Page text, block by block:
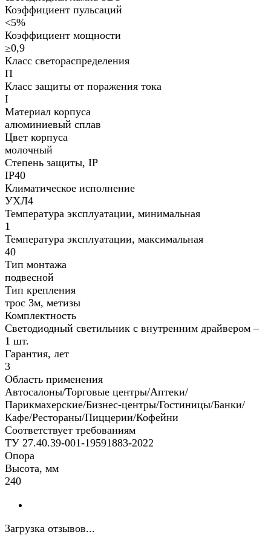
Коэффициент пульсаций
<5%
Коэффициент мощности
≥0,9
Класс светораспределения
П
Класс защиты от поражения тока
I
Материал корпуса
алюминиевый сплав
Цвет корпуса
молочный
Степень защиты, IP
IP40
Климатическое исполнение
УХЛ4
Температура эксплуатации, минимальная
1
Температура эксплуатации, максимальная
40
Тип монтажа
подвесной
Тип крепления
трос 3м, метизы
Комплектность
Светодиодный светильник с внутренним драйвером –
1 шт.
Гарантия, лет
3
Область применения
Автосалоны/Торговые центры/Аптеки/
Парикмахерские/Бизнес-центры/Гостиницы/Банки/
Кафе/Рестораны/Пиццерии/Кофейни
Соответствует требованиям
ТУ 27.40.39-001-19591883-2022
Опора
Высота, мм
240
Загрузка отзывов...